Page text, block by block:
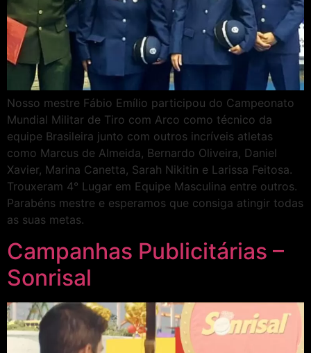
Nosso mestre Fábio Emílio participou do Campeonato
Mundial Militar de Tiro com Arco como técnico da
equipe Brasileira junto com outros incríveis atletas
como Marcus de Almeida, Bernardo Oliveira, Daniel
Xavier, Marina Canetta, Sarah Nikitin e Larissa Feitosa.
Trouxeram 4° Lugar em Equipe Masculina entre outros.
Parabéns mestre e esperamos que consiga atingir todas
as suas metas.
Campanhas Publicitárias –
Sonrisal